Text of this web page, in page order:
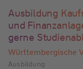
Ausbildung
und
gerne
Württembergische
Ausbildung